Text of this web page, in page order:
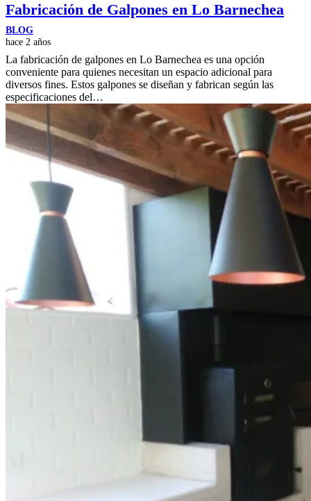
Fabricación de Galpones en Lo Barnechea
BLOG
hace 2 años
La fabricación de galpones en Lo Barnechea es una opción
conveniente para quienes necesitan un espacio adicional para
diversos fines. Estos galpones se diseñan y fabrican según las
especificaciones del…